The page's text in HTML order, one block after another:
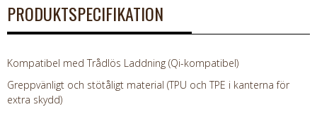
PRODUKTSPECIFIKATION
Kompatibel med Trådlös Laddning (Qi-kompatibel)
Greppvänligt och stötåligt material (TPU och TPE i kanterna för
extra skydd)